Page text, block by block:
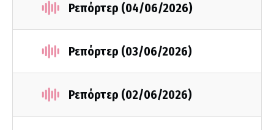
Ρεπόρτερ (04/06/2026)
Ρεπόρτερ (03/06/2026)
Ρεπόρτερ (02/06/2026)